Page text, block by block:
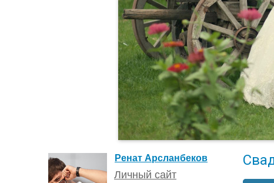
Ренат Арсланбеков
Личный сайт